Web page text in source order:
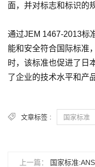
面，并对标志和标识的
通过JEM 1467-2013标
能和安全符合国际标准
时，该标准也促进了日
了企业的技术水平和产
文章标签 : 国家标准
上一篇： 国家标准:ANSI/AHAM